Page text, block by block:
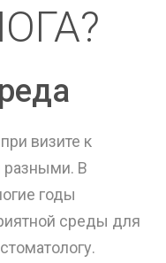
визите к
разными. В
годы
среды для